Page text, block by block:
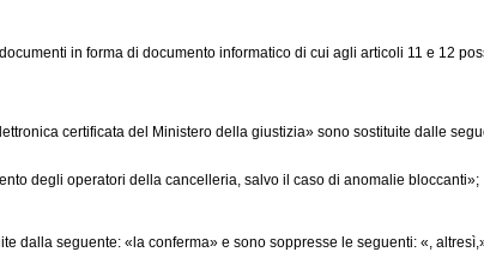
in forma di documento informatico di cui agli articoli 11 e 12
certificata del Ministero della giustizia» sono sostituite dalle
degli operatori della cancelleria, salvo il caso di anomalie bloccanti»;
dalla seguente: «la conferma» e sono soppresse le seguenti: «,